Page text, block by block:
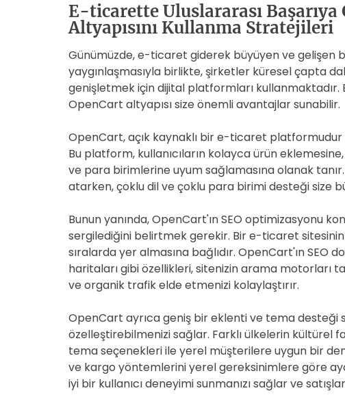
E-ticarette Uluslararası Başarıya
Altyapısını Kullanma Stratejileri
Günümüzde, e-ticaret giderek büyüyen ve gelişen
yaygınlaşmasıyla birlikte, şirketler küresel çapta
genişletmek için dijital platformları kullanmaktadır.
OpenCart altyapısı size önemli avantajlar sunabilir.
OpenCart, açık kaynaklı bir e-ticaret platformudur
Bu platform, kullanıcıların kolayca ürün
ve para birimlerine uyum sağlamasına olanak
atarken, çoklu dil ve çoklu para birimi desteği size
Bunun yanında, OpenCart'ın SEO optimizasyonu
sergilediğini belirtmek gerekir. Bir e-ticaret sitesinin
sıralarda yer almasına bağlıdır. OpenCart'ın SEO
haritaları gibi özellikleri, sitenizin arama motorları
ve organik trafik elde etmenizi kolaylaştırır.
OpenCart ayrıca geniş bir eklenti ve tema desteği
özelleştirebilmenizi sağlar. Farklı ülkelerin kültürel
tema seçenekleri ile yerel müşterilere uygun bir
ve kargo yöntemlerini yerel gereksinimlere göre
iyi bir kullanıcı deneyimi sunmanızı sağlar ve